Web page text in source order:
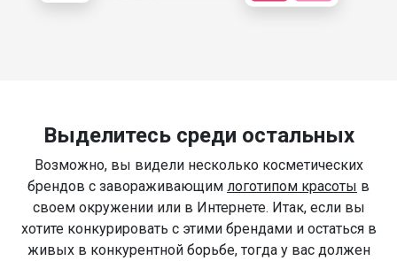
Выделитесь среди остальных
Возможно, вы видели несколько косметических
брендов с завораживающим логотипом красоты в
своем окружении или в Интернете. Итак, если вы
хотите конкурировать с этими брендами и остаться в
живых в конкурентной борьбе, тогда у вас должен